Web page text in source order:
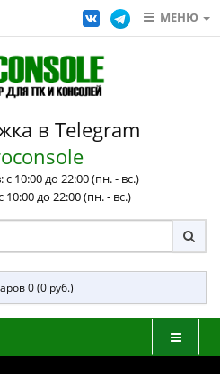
МЕНЮ
в Telegram
10:00 до 22:00 (пн. - вс.)
до 22:00 (пн. - вс.)
0 (0 руб.)